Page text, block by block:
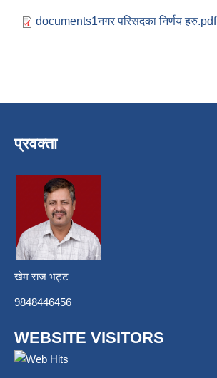
documents1नगर परिसदका निर्णय हरु.pdf
प्रवक्ता
खेम राज भट्ट
9848446456
WEBSITE VISITORS